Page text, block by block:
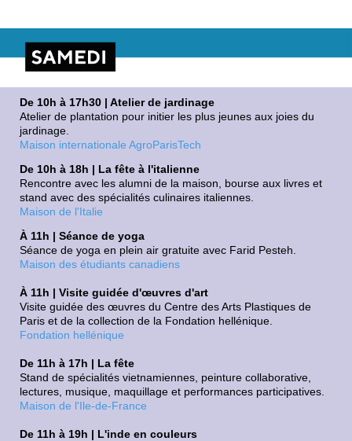
De 10h à 17h30 | Atelier de jardinage
Atelier de plantation pour initier les plus jeunes aux joies du
jardinage.
Maison internationale AgroParisTech
De 10h à 18h | La fête à l'italienne
Rencontre avec les alumni de la maison, bourse aux livres et
stand avec des spécialités culinaires italiennes.
Maison de l'Italie
À 11h | Séance de yoga
Séance de yoga en plein air gratuite avec Farid Pesteh.
Maison des étudiants canadiens
À 11h | Visite guidée d'œuvres d'art
Visite guidée des œuvres du Centre des Arts Plastiques de
Paris et de la collection de la Fondation hellénique.
Fondation hellénique
De 11h à 17h | La fête
Stand de spécialités vietnamiennes, peinture collaborative,
lectures, musique, maquillage et performances participatives.
Maison de l'Ile-de-France
De 11h à 19h | L'inde en couleurs